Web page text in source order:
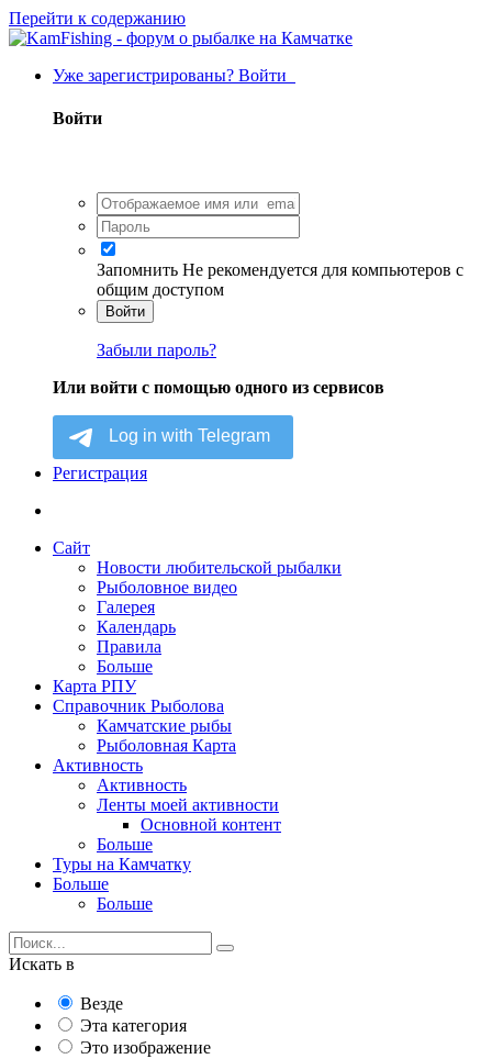
Перейти к содержанию
Уже зарегистрированы? Войти
Войти
Запомнить Не рекомендуется для компьютеров с
общим доступом
Войти
Забыли пароль?
Или войти с помощью одного из сервисов
Регистрация
Сайт
Новости любительской рыбалки
Рыболовное видео
Галерея
Календарь
Правила
Больше
Карта РПУ
Справочник Рыболова
Камчатские рыбы
Рыболовная Карта
Активность
Активность
Ленты моей активности
Основной контент
Больше
Туры на Камчатку
Больше
Больше
Искать в
Везде
Эта категория
Это изображение